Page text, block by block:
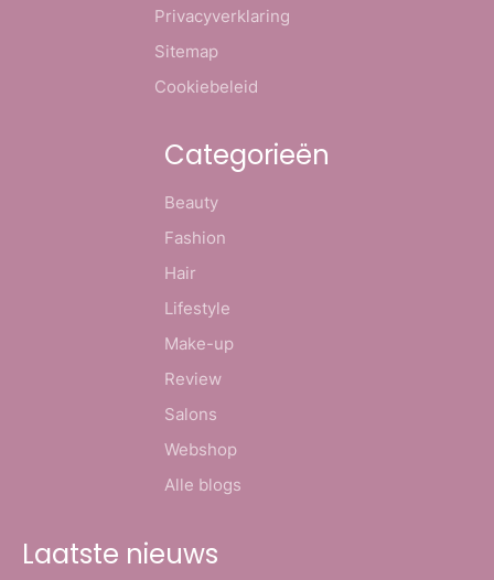
Privacyverklaring
Sitemap
Cookiebeleid
Categorieën
Beauty
Fashion
Hair
Lifestyle
Make-up
Review
Salons
Webshop
Alle blogs
Laatste nieuws